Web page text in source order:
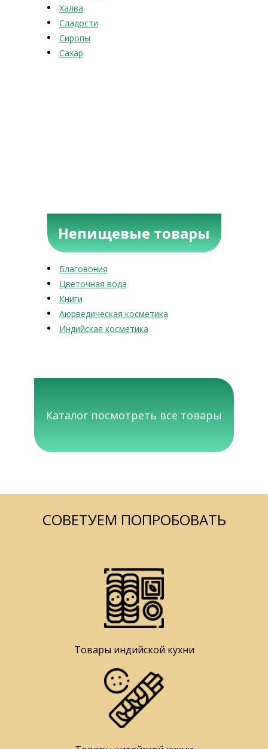
Халва
Сладости
Сиропы
Сахар
Непищевые товары
Благовония
Цветочная вода
Книги
Аюрведическая косметика
Индийская косметика
Каталог посмотреть все товары
СОВЕТУЕМ ПОПРОБОВАТЬ
Товары индийской кухни